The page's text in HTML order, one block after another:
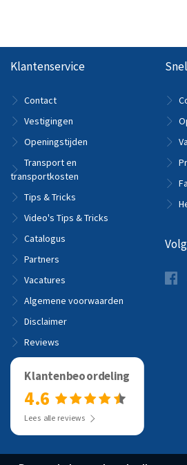
Klantenservice
Contact
Vestigingen
Openingstijden
Transport en
transportkosten
Tips & Tricks
Video's Tips & Tricks
Catalogus
Partners
Vacatures
Algemene voorwaarden
Disclaimer
Reviews
Klantenbeoordeling
4.6
Lees alle reviews